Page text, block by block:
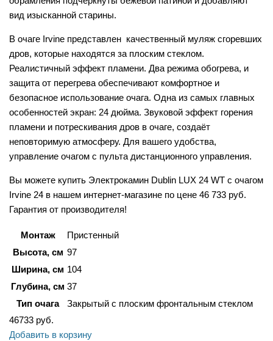
вид изысканной старины.
В очаге Irvine представлен качественный муляж сгоревших
дров, которые находятся за плоским стеклом.
Реалистичный эффект пламени. Два режима обогрева, и
защита от перегрева обеспечивают комфортное и
безопасное использование очага. Одна из самых главных
особенностей экран: 24 дюйма. Звуковой эффект горения
пламени и потрескивания дров в очаге, создаёт
неповторимую атмосферу. Для вашего удобства,
управление очагом с пульта дистанционного управления.
Вы можете купить Электрокамин Dublin LUX 24 WT c очагом
Irvine 24 в нашем интернет-магазине по цене 46 733 руб.
Гарантия от производителя!
Монтаж
Пристенный
Высота, см 97
Ширина, см 104
Глубина, см 37
Тип очага
Закрытый с плоским фронтальным стеклом
46733 руб.
Добавить в корзину